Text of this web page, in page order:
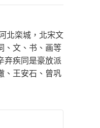
北栾城，北宋文
、文、书、画等
弃疾同是豪放派
、王安石、曾巩